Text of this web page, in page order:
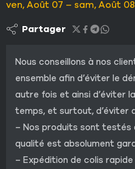
ven, Août 07 – sam, Août 08
Partager
Nous conseillons à nos
ensemble afin d’éviter le
autre fois et ainsi d’éviter
temps, et surtout, d’éviter
– Nos produits sont testés
qualité est absolument
– Expédition de colis rapide